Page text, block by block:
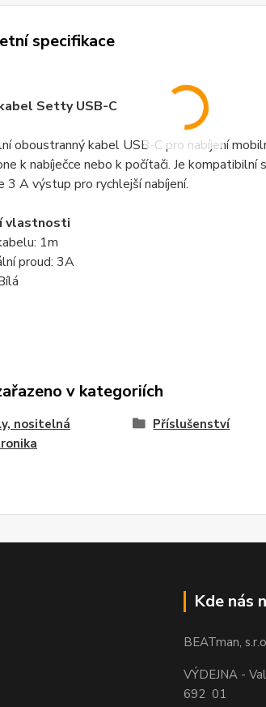
specifikace
Setty USB-C
oboustranný kabel USB-C pro nabíjení
k nabíječce nebo k počítači. Je
3 A výstup pro rychlejší nabíjení.
vlastnosti
1m
proud: 3A
v kategoriích
nositelná
Příslušenství
Kde nás
BEATman,
VÝDEJNA -
692 01